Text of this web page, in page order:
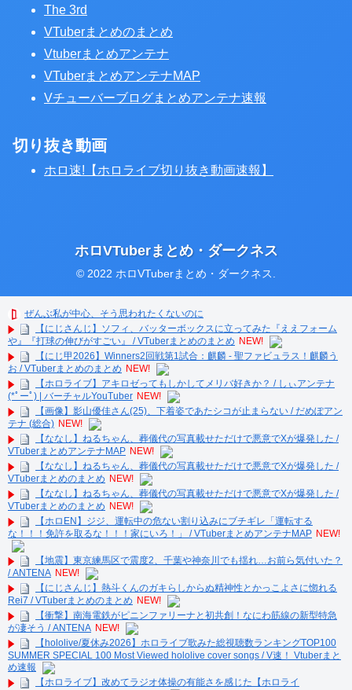
The 3rd
VTuberまとめのまとめ
Vtuberまとめアンテナ
VTuberまとめアンテナMAP
Vチューバーブログまとめアンテナ速報
切り抜き動画
ホロ速!【ホロライブ切り抜き動画速報】
ホロVTuberまとめ・ダークネス
© 2022 ホロVTuberまとめ・ダークネス.
ぜんぶ私が中心、そう思われたくないのに
【にじさんじ】ソフィ、バッターボックスに立ってみた『ええフォーム
や』『打球の伸びがすごい』 / VTuberまとめのまとめ NEW!
【にじ甲2026】Winners2回戦第1試合：麒麟 - 聖ファビュラス！麒麟う
お / VTuberまとめのまとめ NEW!
【ホロライブ】アキロゼってもしかしてメリバ好きか？ / しぃアンテナ
(*ﾟーﾟ) | バーチャルYouTuber NEW!
【画像】影山優佳さん(25)、下着姿であたシコが止まらない / だめぽアン
テナ (総合) NEW!
【ななし】ねるちゃん、葬儀代の写真載せただけで悪意でXが爆発した /
VTuberまとめアンテナMAP NEW!
【ななし】ねるちゃん、葬儀代の写真載せただけで悪意でXが爆発した /
VTuberまとめのまとめ NEW!
【ななし】ねるちゃん、葬儀代の写真載せただけで悪意でXが爆発した /
VTuberまとめのまとめ NEW!
【ホロEN】ジジ、運転中の危ない割り込みにブチギレ「運転する
な！！！免許を取るな！！！家にいろ！」 / VTuberまとめアンテナMAP NEW!
【地震】東京練馬区で震度2、千葉や神奈川でも揺れ…お前ら気付いた？
/ ANTENA NEW!
【にじさんじ】熱斗くんのガキらしからぬ精神性とかっこよさに惚れる
Rei7 / VTuberまとめのまとめ NEW!
【衝撃】南海電鉄がピニンファリーナと初共創！なにわ筋線の新型特急
が凄そう / ANTENA NEW!
【hololive/夏休み2026】ホロライブ歌みた総視聴数ランキングTOP100
SUMMER SPECIAL 100 Most Viewed hololive cover songs / V速！ Vtuberまと
め速報
【ホロライブ】改めてラジオ体操の有能さを感じた【ホロライ